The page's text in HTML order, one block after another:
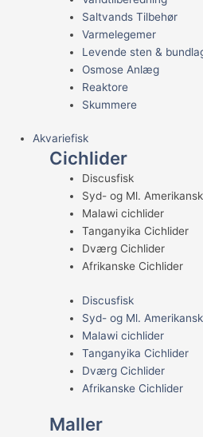
Saltvands Tilbehør
Varmelegemer
Levende sten &
Osmose Anlæg
Reaktore
Skummere
Akvariefisk
Cichlider
Discusfisk
Syd- og Ml.
Malawi cichlider
Tanganyika Cichlider
Dværg Cichlider
Afrikanske Cichlider
Discusfisk
Syd- og Ml.
Malawi cichlider
Tanganyika Cichlider
Dværg Cichlider
Afrikanske Cichlider
Maller